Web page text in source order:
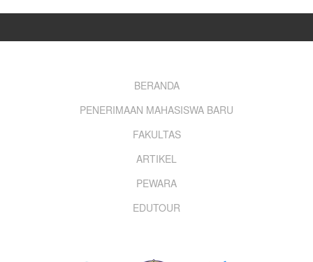
BERANDA
PENERIMAAN MAHASISWA BARU
FAKULTAS
ARTIKEL
PEWARA
EDUTOUR